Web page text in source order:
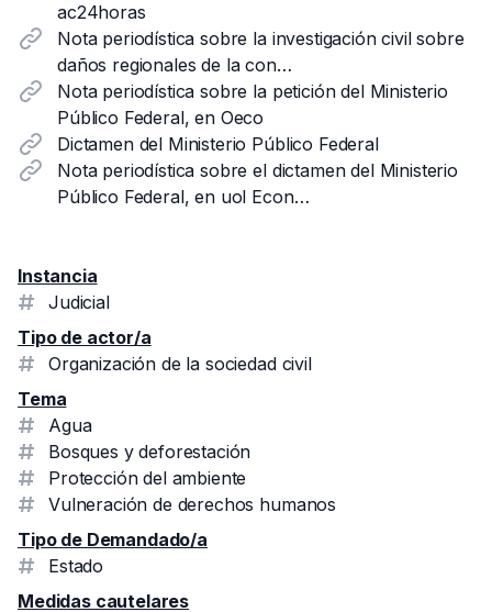
ac24horas
Nota periodística sobre la investigación civil sobre
daños regionales de la con…
Nota periodística sobre la petición del Ministerio
Público Federal, en Oeco
Dictamen del Ministerio Público Federal
Nota periodística sobre el dictamen del Ministerio
Público Federal, en uol Econ…
Instancia
Judicial
Tipo de actor/a
Organización de la sociedad civil
Tema
Agua
Bosques y deforestación
Protección del ambiente
Vulneración de derechos humanos
Tipo de Demandado/a
Estado
Medidas cautelares